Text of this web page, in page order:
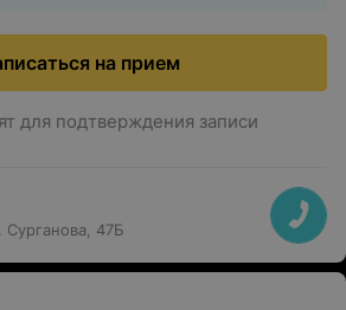
на прием
для подтверждения записи
Сурганова, 47Б